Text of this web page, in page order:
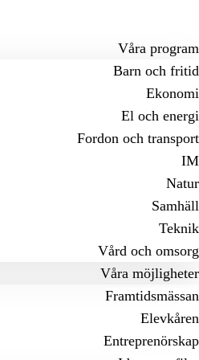
Våra program
Barn och fritid
Ekonomi
El och energi
Fordon och transport
IM
Natur
Samhäll
Teknik
Vård och omsorg
Våra möjligheter
Framtidsmässan
Elevkåren
Entreprenörskap